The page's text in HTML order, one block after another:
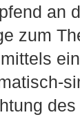
an
zum